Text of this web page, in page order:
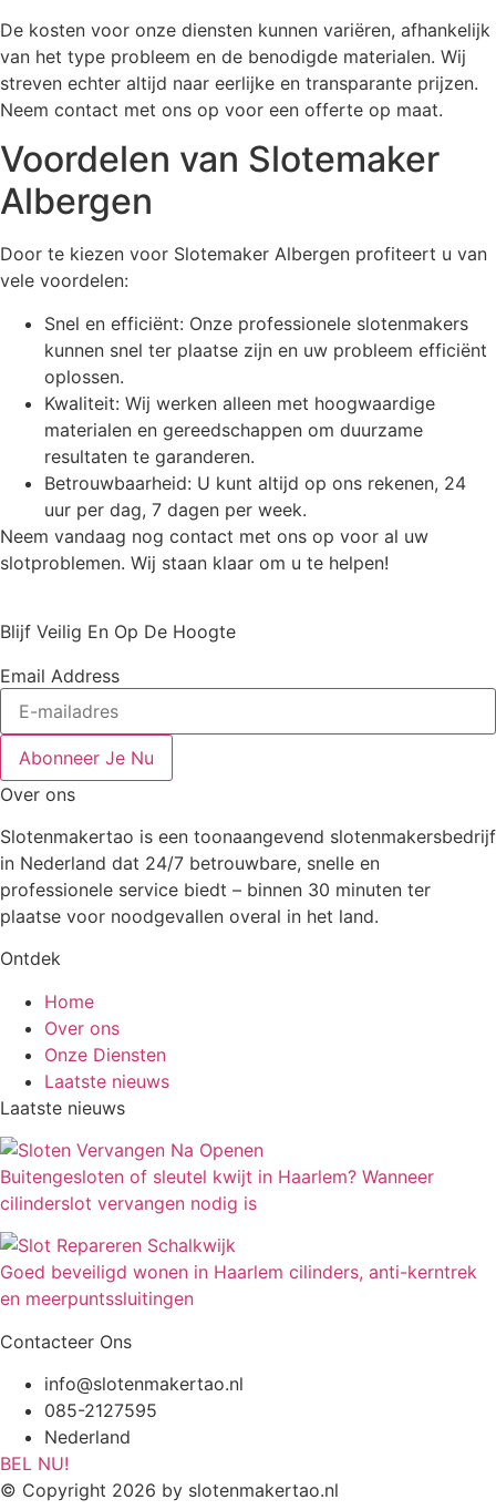
De kosten voor onze diensten kunnen variëren, afhankelijk
van het type probleem en de benodigde materialen. Wij
streven echter altijd naar eerlijke en transparante prijzen.
Neem contact met ons op voor een offerte op maat.
Voordelen van Slotemaker
Albergen
Door te kiezen voor Slotemaker Albergen profiteert u van
vele voordelen:
Snel en efficiënt: Onze professionele slotenmakers
kunnen snel ter plaatse zijn en uw probleem efficiënt
oplossen.
Kwaliteit: Wij werken alleen met hoogwaardige
materialen en gereedschappen om duurzame
resultaten te garanderen.
Betrouwbaarheid: U kunt altijd op ons rekenen, 24
uur per dag, 7 dagen per week.
Neem vandaag nog contact met ons op voor al uw
slotproblemen. Wij staan klaar om u te helpen!
Blijf Veilig En Op De Hoogte
Email Address
Abonneer Je Nu
Over ons
Slotenmakertao is een toonaangevend slotenmakersbedrijf
in Nederland dat 24/7 betrouwbare, snelle en
professionele service biedt – binnen 30 minuten ter
plaatse voor noodgevallen overal in het land.
Ontdek
Home
Over ons
Onze Diensten
Laatste nieuws
Laatste nieuws
Buitengesloten of sleutel kwijt in Haarlem? Wanneer
cilinderslot vervangen nodig is
Goed beveiligd wonen in Haarlem cilinders, anti-kerntrek
en meerpuntssluitingen
Contacteer Ons
info@slotenmakertao.nl
085-2127595
Nederland
BEL NU!
© Copyright 2026 by slotenmakertao.nl